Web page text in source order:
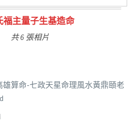
福主量子生基造命
共 6 張相片
雄算命-七政天星命理風水黃鼎頤老